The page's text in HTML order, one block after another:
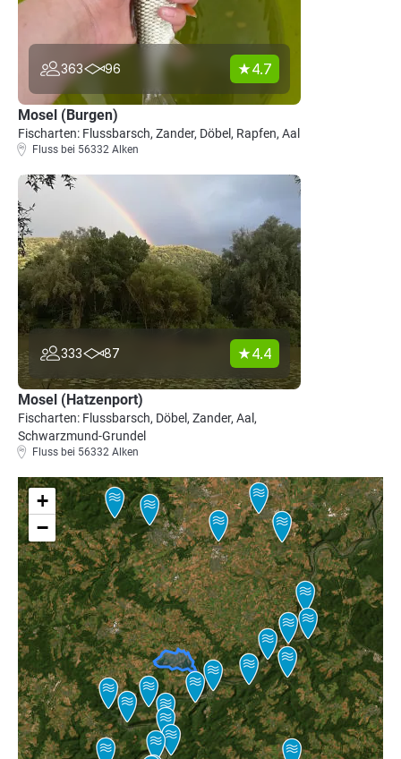
363 96 4.7
Mosel (Burgen)
Fischarten: Flussbarsch, Zander, Döbel, Rapfen, Aal
Fluss bei 56332 Alken
333 87 4.4
Mosel (Hatzenport)
Fischarten: Flussbarsch, Döbel, Zander, Aal,
Schwarzmund-Grundel
Fluss bei 56332 Alken
+
−